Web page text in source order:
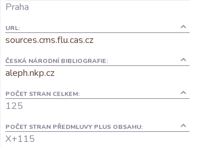
Praha
URL:
sources.cms.flu.cas.cz
ČESKÁ NÁRODNÍ BIBLIOGRAFIE:
aleph.nkp.cz
POČET STRAN CELKEM:
125
POČET STRAN PŘEDMLUVY PLUS OBSAHU:
X+115